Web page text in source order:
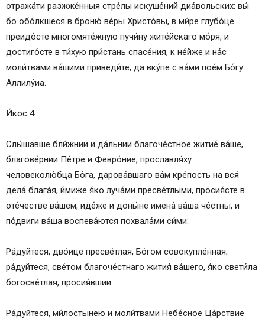
отража́ти разжже́нныя стре́лы искуше́ний диа́вольских: вы́
бо обо́лкшеся в броню́ ве́ры Христо́вы, в ми́ре глубо́це
преидо́сте многомяте́жную пучи́ну жите́йскаго мо́ря, и
достиго́сте в ти́хую при́стань спасе́ния, к не́йже и на́с
моли́твами ва́шими приведи́те, да вку́пе с ва́ми пое́м Бо́гу:
Аллилу́иа.
И́кос 4.
Слы́шавше бли́жнии и да́льнии благоче́стное житие́ ва́ше,
благове́рнии Пе́тре и Февро́ние, прославля́ху
человеколю́бца Бо́га, дарова́вшаго ва́м кре́пость на вся́
дела́ блага́я, и́миже я́ко луча́ми пресве́тлыми, просия́сте в
оте́честве ва́шем, иде́же и доны́не имена́ ва́ша че́стны, и
по́двиги ва́ша воспева́ются похвала́ми си́ми:
Ра́дуйтеся, дво́ице пресве́тлая, Бо́гом совокупле́нная;
ра́дуйтеся, све́том благоче́стнаго жития́ ва́шего, я́ко свети́ла
богосве́тлая, просия́вшии.
Ра́дуйтеся, ми́лостынею и моли́твами Небе́сное Ца́рствие